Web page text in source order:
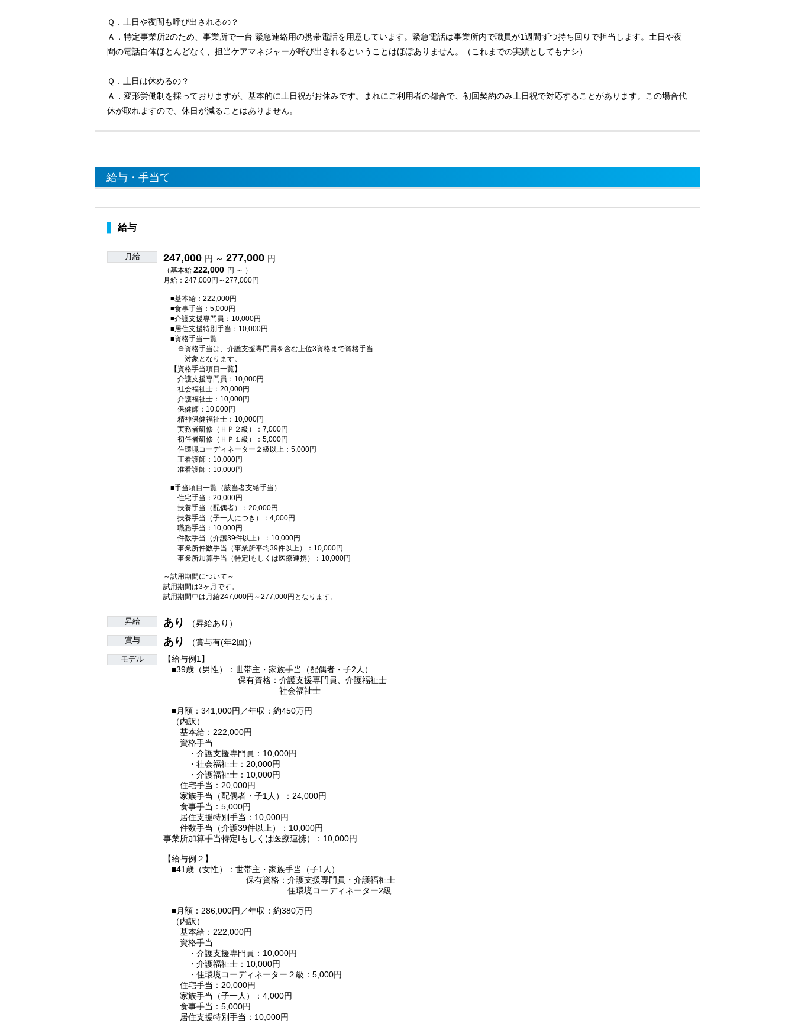
Ｑ．土日や夜間も呼び出されるの？
Ａ．特定事業所2のため、事業所で一台 緊急連絡用の携帯電話を用意しています。緊急電話は事業所内で職員が1週間ずつ持ち回りで担当します。土日や夜
間の電話自体ほとんどなく、担当ケアマネジャーが呼び出されるということはほぼありません。（これまでの実績としてもナシ）
Ｑ．土日は休めるの？
Ａ．変形労働制を採っておりますが、基本的に土日祝がお休みです。まれにご利用者の都合で、初回契約のみ土日祝で対応することがあります。この場合代
休が取れますので、休日が減ることはありません。
給与・手当て
給与
月給 247,000 円 ～ 277,000 円
（基本給 222,000 円 ～ ）
月給：247,000円～277,000円
■基本給：222,000円
■食事手当：5,000円
■介護支援専門員：10,000円
■居住支援特別手当：10,000円
■資格手当一覧
※資格手当は、介護支援専門員を含む上位3資格まで資格手当
対象となります。
【資格手当項目一覧】
介護支援専門員：10,000円
社会福祉士：20,000円
介護福祉士：10,000円
保健師：10,000円
精神保健福祉士：10,000円
実務者研修（ＨＰ２級）：7,000円
初任者研修（ＨＰ１級）：5,000円
住環境コーディネーター２級以上：5,000円
正看護師：10,000円
准看護師：10,000円
■手当項目一覧（該当者支給手当）
住宅手当：20,000円
扶養手当（配偶者）：20,000円
扶養手当（子一人につき）：4,000円
職務手当：10,000円
件数手当（介護39件以上）：10,000円
事業所件数手当（事業所平均39件以上）：10,000円
事業所加算手当（特定Iもしくは医療連携）：10,000円
～試用期間について～
試用期間は3ヶ月です。
試用期間中は月給247,000円～277,000円となります。
昇給 あり （昇給あり）
賞与 あり （賞与有(年2回)）
モデル
【給与例1】
■39歳（男性）：世帯主・家族手当（配偶者・子2人）
保有資格：介護支援専門員、介護福祉士
社会福祉士
■月額：341,000円／年収：約450万円
（内訳）
基本給：222,000円
資格手当
・介護支援専門員：10,000円
・社会福祉士：20,000円
・介護福祉士：10,000円
住宅手当：20,000円
家族手当（配偶者・子1人）：24,000円
食事手当：5,000円
居住支援特別手当：10,000円
件数手当（介護39件以上）：10,000円
事業所加算手当特定Iもしくは医療連携）：10,000円
【給与例２】
■41歳（女性）：世帯主・家族手当（子1人）
保有資格：介護支援専門員・介護福祉士
住環境コーディネーター2級
■月額：286,000円／年収：約380万円
（内訳）
基本給：222,000円
資格手当
・介護支援専門員：10,000円
・介護福祉士：10,000円
・住環境コーディネーター２級：5,000円
住宅手当：20,000円
家族手当（子一人）：4,000円
食事手当：5,000円
居住支援特別手当：10,000円